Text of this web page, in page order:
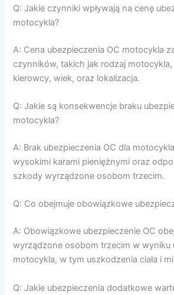
Q: Jakie czynniki wpływają na cenę
motocykla?
A: Cena ubezpieczenia OC motocykla
czynników, takich jak rodzaj
kierowcy, wiek, oraz lokalizacja.
Q: Jakie są konsekwencje braku
motocykla?
A: Brak ubezpieczenia OC dla
wysokimi karami pieniężnymi oraz
szkody wyrządzone osobom trzecim.
Q: Co obejmuje obowiązkowe
A: Obowiązkowe ubezpieczenie OC
wyrządzone osobom trzecim w wyniku
motocykla, w tym uszkodzenia ciała i
Q: Jakie ubezpieczenia dodatkowe